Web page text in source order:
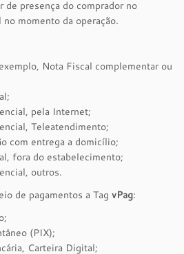
de presença do comprador no
momento da operação.
Nota Fiscal complementar ou
pela Internet;
Teleatendimento;
com entrega a domicílio;
fora do estabelecimento;
outros.
de pagamentos a Tag vPag:
(PIX);
Carteira Digital;